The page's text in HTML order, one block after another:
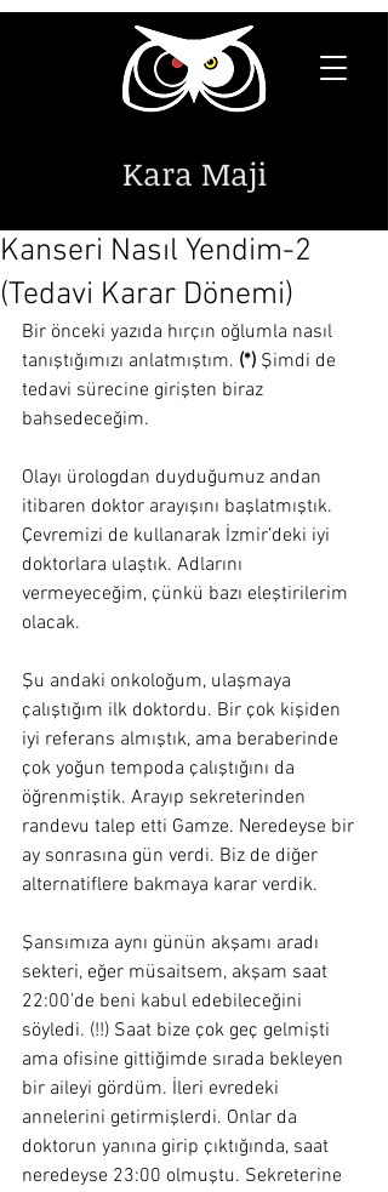
Kara Maji
Kanseri Nasıl Yendim-2
(Tedavi Karar Dönemi)
Bir önceki yazıda hırçın oğlumla nasıl
tanıştığımızı anlatmıştım. (*) Şimdi de
tedavi sürecine girişten biraz
bahsedeceğim.
Olayı ürologdan duyduğumuz andan
itibaren doktor arayışını başlatmıştık.
Çevremizi de kullanarak İzmir’deki iyi
doktorlara ulaştık. Adlarını
vermeyeceğim, çünkü bazı eleştirilerim
olacak.
Şu andaki onkoloğum, ulaşmaya
çalıştığım ilk doktordu. Bir çok kişiden
iyi referans almıştık, ama beraberinde
çok yoğun tempoda çalıştığını da
öğrenmiştik. Arayıp sekreterinden
randevu talep etti Gamze. Neredeyse bir
ay sonrasına gün verdi. Biz de diğer
alternatiflere bakmaya karar verdik.
Şansımıza aynı günün akşamı aradı
sekteri, eğer müsaitsem, akşam saat
22:00’de beni kabul edebileceğini
söyledi. (!!) Saat bize çok geç gelmişti
ama ofisine gittiğimde sırada bekleyen
bir aileyi gördüm. İleri evredeki
annelerini getirmişlerdi. Onlar da
doktorun yanına girip çıktığında, saat
neredeyse 23:00 olmuştu. Sekreterine